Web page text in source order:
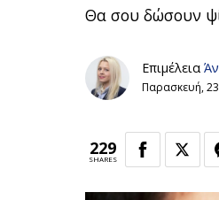
Θα σου δώσουν
Επιμέλεια
Παρασκευή,
229
SHARES